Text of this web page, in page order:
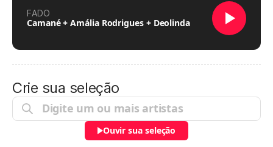
FADO
Camané + Amália Rodrigues + Deolinda
Crie sua seleção
Ouvir sua seleção